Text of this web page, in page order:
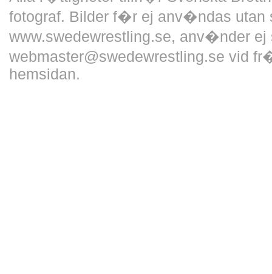
fotograf. Bilder f�r ej anv�ndas utan
www.swedewrestling.se, anv�nder
webmaster@swedewrestling.se vid
hemsidan.